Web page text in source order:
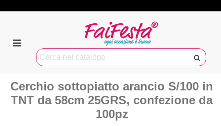
Cerchio sottopiatto arancio S/100 in
TNT da 58cm 25GRS, confezione da
100pz